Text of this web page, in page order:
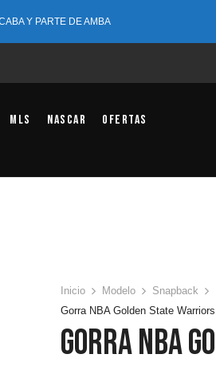
Y PARTE DE AMBA
MLS NASCAR
Ofertas
Inicio Modelo
Snapback
Gorra NBA Golden State
Gorra NBA